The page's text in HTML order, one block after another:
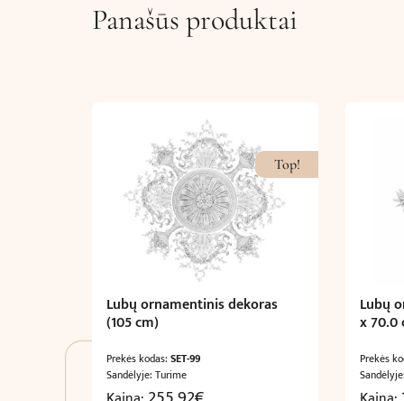
Panašūs produktai
Top!
Lubų ornamentinis dekoras
(105 cm)
Prekės kodas: SET-99
Sandėlyje: Turime
Lubų
x 70.0
Prekės